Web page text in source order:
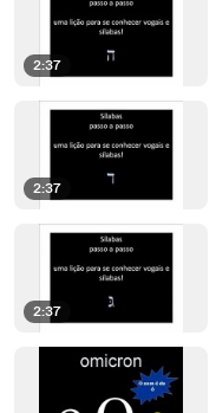
2:37
2:37
2:37